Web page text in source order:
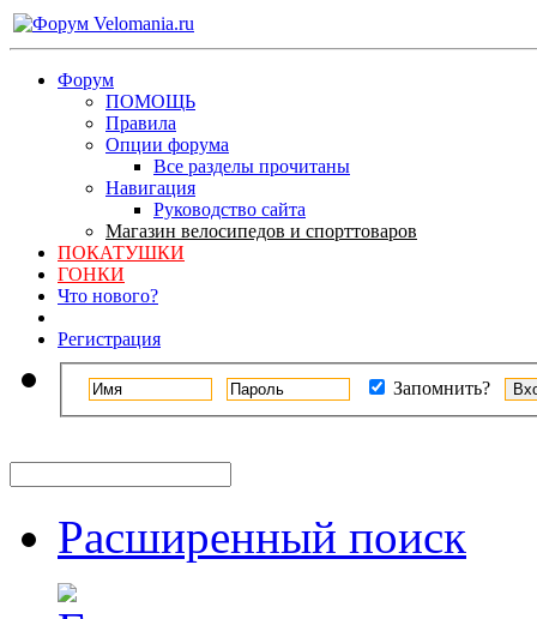
Форум
ПОМОЩЬ
Правила
Опции форума
Все разделы прочитаны
Навигация
Руководство сайта
Магазин велосипедов и спорттоваров
ПОКАТУШКИ
ГОНКИ
Что нового?
Регистрация
Запомнить?
Расширенный поиск